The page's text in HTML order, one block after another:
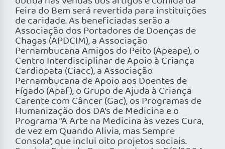
Feira do Bem será revertida para instituições
de caridade. As beneficiadas serão a
Associação dos Portadores de Doenças de
Chagas (APDCIM), a Associação
Pernambucana Amigos do Peito (Apeape), o
Centro Interdisciplinar de Apoio à Criança
Cardiopata (Ciacc), a Associação
Pernambucana de Apoio aos Doentes de
Fígado (Apaf), o Grupo de Ajuda à Criança
Carente com Câncer (Gac), os Programas de
Humanização dos DA’s de Medicina e o
Programa “A Arte na Medicina às vezes Cura,
de vez em Quando Alivia, mas Sempre
Consola”, que inclui oito projetos sociais.